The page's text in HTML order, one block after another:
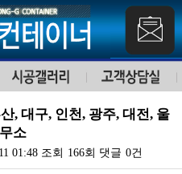
, 대구, 인천, 광주, 대전, 울
소
01:48 조회 166회 댓글 0건